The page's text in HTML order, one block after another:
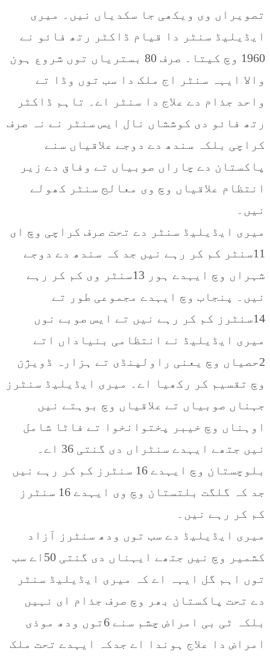
تصویراں وی ویکھی جا سکدیاں نیں۔ میری
ایڈیلیڈ سنٹر دا قیام ڈاکٹر رتھ فائو نے
1960 وچ کیتا۔ صرف 80 بستریاں توں شروع ہون
والا ایہہ سنٹر اج ملک دا سب توں وڈا تے
واحد جذام دے علاج دا سنٹر اے۔ تاہم ڈاکٹر
رتھ فائو دی کوششاں نال ایس سنٹر نے نہ صرف
کراچی بلکہ سندھ دے دوجے علاقیاں سنے
پاکستان دے چاراں صوبیاں تے وفاق دے زیر
انتظام علاقیاں وچ وی معالج سنٹر کھولے
نیں۔
میری ایڈیلیڈ سنٹر دے تحت صرف کراچی وچ ای
11سنٹر کم کر رہے نیں جد کہ سندھ دے دوجے
شہراں وچ ایہدے ہور 13سنٹر وی کم کر رہے
نیں۔ پنجاب وچ ایہدے مجموعی طور تے
14سنٹرز کم کر رہے نیں تے ایس صوبے نوں
میری ایڈیلیڈ نے انتظامی بنیاداں اتے
2حصیاں وچ یعنی راولپنڈی تے ہزارہ ڈویژن
وچ تقسیم کر رکھیا اے۔ میری ایڈیلیڈ سنٹرز
جہناں صوبیاں تے علاقیاں وچ بوہتے نیں
اوہناں وچ خیبر پختوانخوا تے فاٹا شامل
نیں جتھے ایہدے سنٹراں دی گنتی 36 اے۔
بلوچستان وچ ایہدے 16 سنٹرز کم کر رہے نیں
جد کہ گلگت بلتستان وچ وی ایہدے 16 سنٹرز
کم کر رہے نیں۔
میری ایڈیلیڈ دے سب توں ودھ سنٹرز آزاد
کشمیر وچ نیں جتھے ایہناں دی گنتی 50اے سب
توں اہم گل ایہہ اے کہ میری ایڈیلیڈ سنٹر
دے تحت پاکستان بھر وچ صرف جذام ای نہیں
بلکہ ٹی بی امراض چشم سنے 6توں ودھ موذی
امراض دا علاج ہوندا اے جدکہ ایہدے تحت ملک